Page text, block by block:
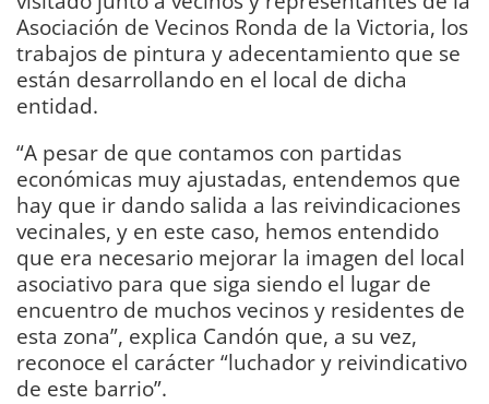
Asociación de Vecinos Ronda de la Victoria, los
trabajos de pintura y adecentamiento que se
están desarrollando en el local de dicha
entidad.
“A pesar de que contamos con partidas
económicas muy ajustadas, entendemos que
hay que ir dando salida a las reivindicaciones
vecinales, y en este caso, hemos entendido
que era necesario mejorar la imagen del local
asociativo para que siga siendo el lugar de
encuentro de muchos vecinos y residentes de
esta zona”, explica Candón que, a su vez,
reconoce el carácter “luchador y reivindicativo
de este barrio”.